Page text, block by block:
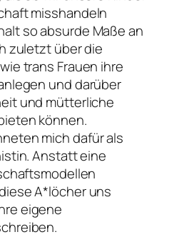
misshandeln
so absurde Maße an
zuletzt über die
trans Frauen ihre
und darüber
und mütterliche
können.
mich dafür als
Anstatt eine
A*löcher uns
eigene